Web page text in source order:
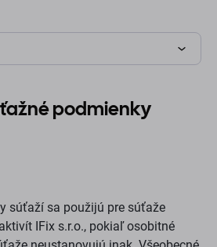
podmienky
súťaží sa použijú pre súťaže
IFix s.r.o., pokiaľ osobitné